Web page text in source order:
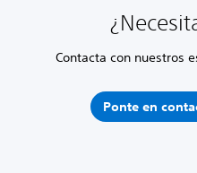
Contacta con nuestros
Ponte en